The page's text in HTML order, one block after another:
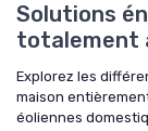
Solutions
totalement
Explorez les
maison
éoliennes